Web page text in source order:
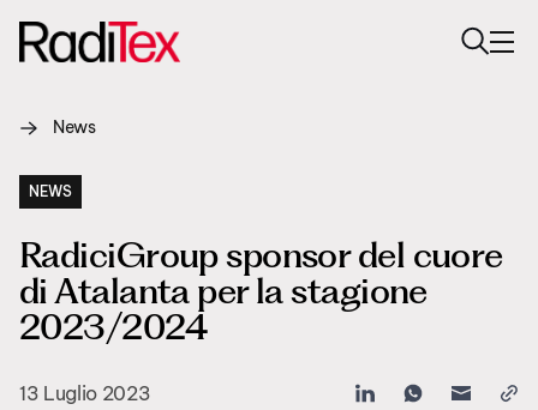
Chi siamo
Sostenibilità
Settori
Prodotti
News
NEWS
RadiciGroup sponsor del cuore
di Atalanta per la stagione
2023/2024
13 Luglio 2023